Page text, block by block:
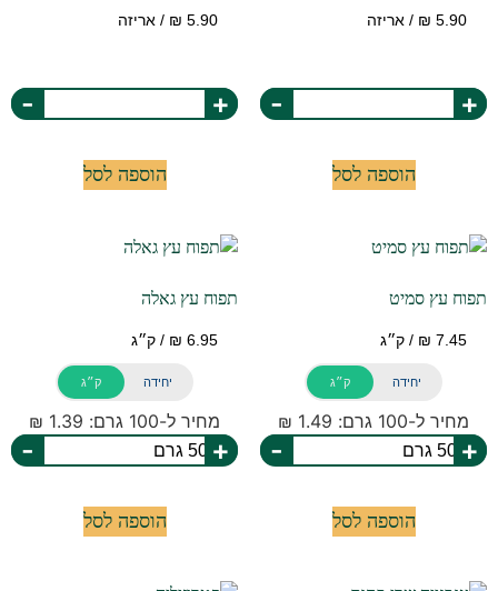
+
-
הוספה לסל
+
-
הוספה לסל
תפוח עץ סמיט
ק״ג יחידה
מחיר ל-100 גרם: 1.49 ₪
+
-
הוספה לסל
תפוח עץ גאלה
ק״ג יחידה
מחיר ל-100 גרם: 1.39 ₪
+
-
הוספה לסל